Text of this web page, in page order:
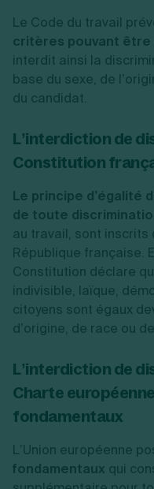
Le Code du travail
critères pouvant
interdit ainsi la
base du sexe, de
du candidat.
L’interdiction de
Constitution
Le principe d’égalité
de toute
au travail, sont inscrits
République française.
Constitution déclare
indivisible, laïque,
citoyens sont égaux
d’origine, de race ou
L’interdiction de
Charte
fondamentaux
L’Union européenne
fondamentaux qui